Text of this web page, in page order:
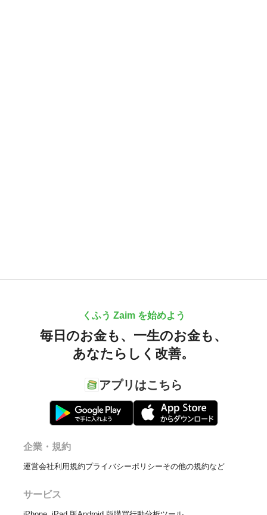
くふう Zaim を始めよう
毎日のお金も、 一生のお金も、
あなたらしく改善。
アプリはこちら
企業・規約
運営会社利用規約プライバシーポリシーその他の規約など
サービス